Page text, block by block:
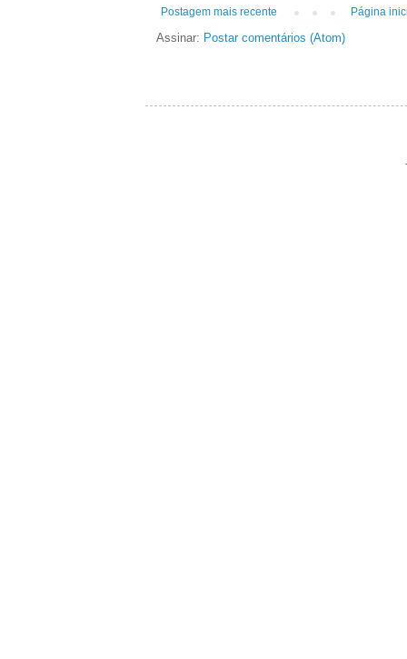
Postagem mais recente Página
Assinar: Postar comentários (Atom)